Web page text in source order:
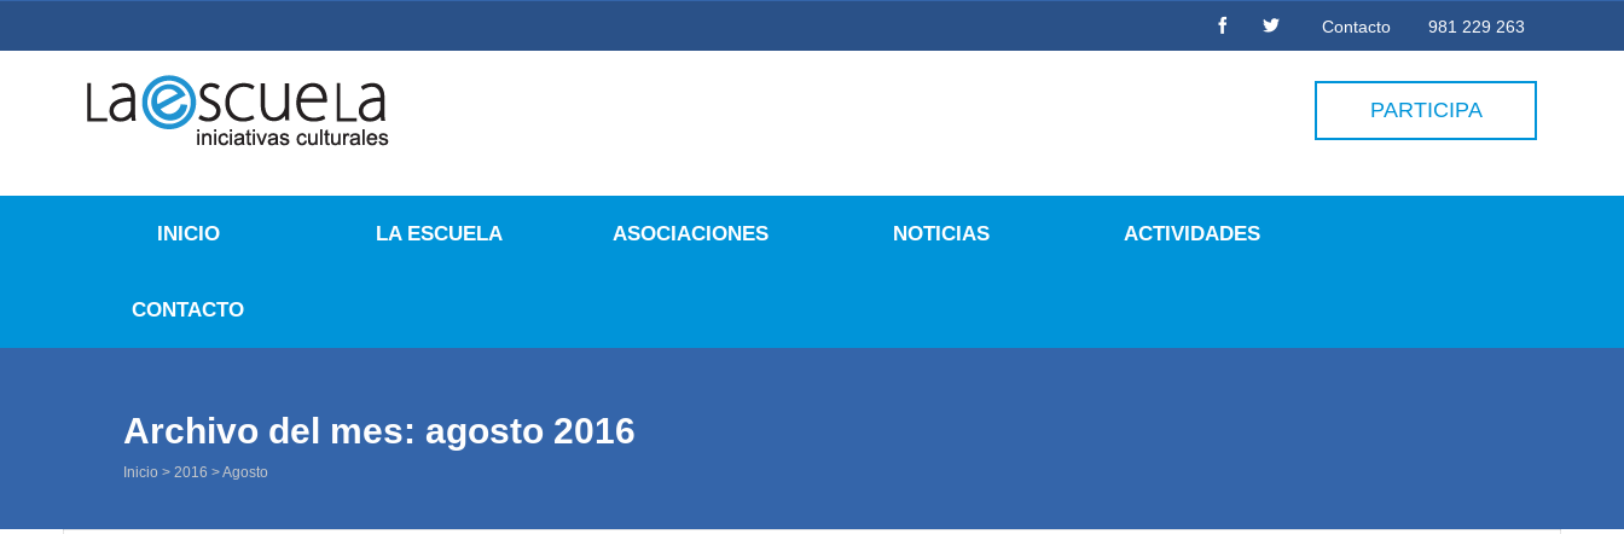
Contacto 981 229 263
La Escuela Iniciativas Culturales PARTICIPA
INICIO LA ESCUELA ASOCIACIONES NOTICIAS ACTIVIDADES
CONTACTO
Archivo del mes: agosto 2016
Inicio > 2016 >Agosto